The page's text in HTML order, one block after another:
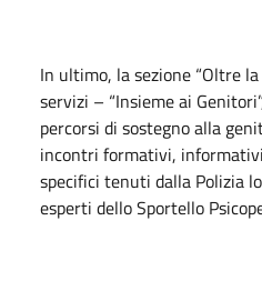
In ultimo, la sezione “Oltre
servizi – “Insieme ai
percorsi di sostegno alla
incontri formativi,
specifici tenuti dalla Polizia
esperti dello Sportello